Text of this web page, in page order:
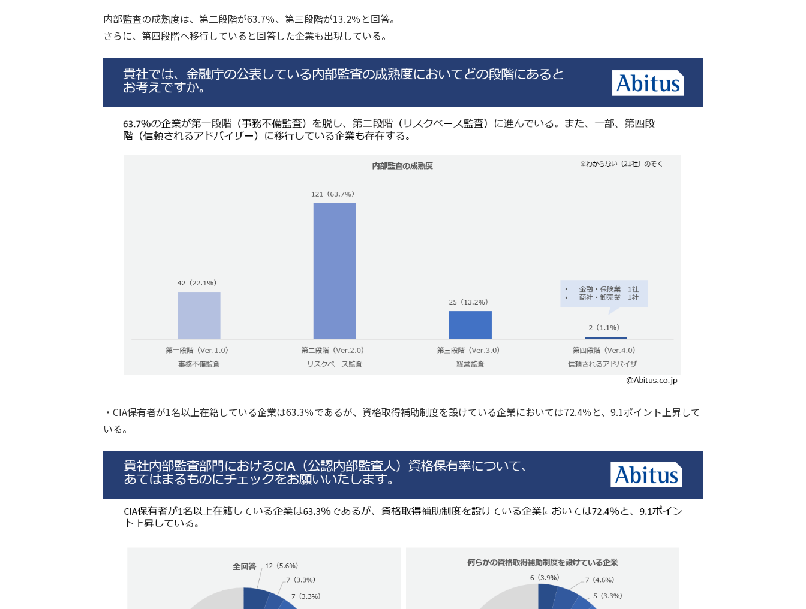
内部監査の成熟度は、第二段階が63.7％、第三段階が13.2％と回答。
さらに、第四段階へ移行していると回答した企業も出現している。
・CIA保有者が1名以上在籍している企業は63.3％であるが、資格取得補助制度を設けている企業においては72.4％と、9.1ポイント上昇して
いる。